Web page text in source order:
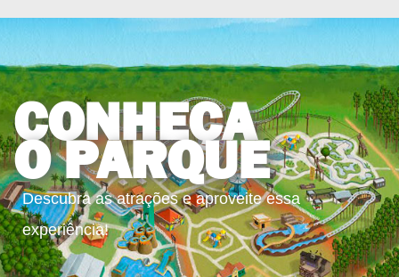
CONHEÇA
O PARQUE
Descubra as atrações e aproveite essa
experiência!